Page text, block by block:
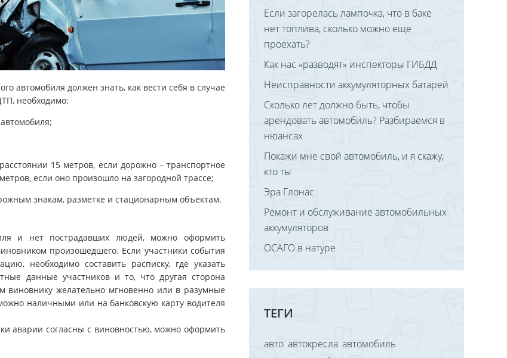
Если загорелась лампочка, что в баке
нет топлива, сколько можно еще
проехать?
Как нас «разводят» инспекторы ГИБДД
Неисправности аккумуляторных батарей
Сколько лет должно быть, чтобы
арендовать автомобиль? Разбираемся в
нюансах
Покажи мне свой автомобиль, и я скажу,
кто ты
Эра Глонас
Ремонт и обслуживание автомобильных
аккумуляторов
ОСАГО в натуре
ТЕГИ
авто автокресла автомобиль
автомобиля должен знать, как вести себя в случае
необходимо:
15 метров, если дорожно – транспортное
если оно произошло на загородной трассе;
знакам, разметке и стационарным объектам.
и нет пострадавших людей, можно оформить
произошедшего. Если участники события
необходимо составить расписку, где указать
данные участников и то, что другая сторона
виновнику желательно мгновенно или в разумные
наличными или на банковскую карту водителя
аварии согласны с виновностью, можно оформить